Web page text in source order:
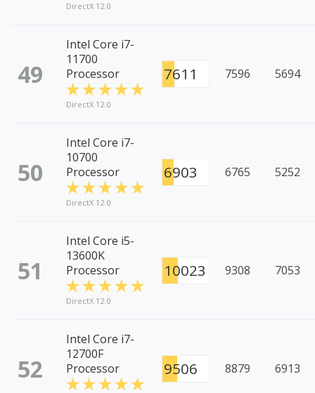
DirectX 12.0
49
Intel Core i7-
11700
Processor
DirectX 12.0
7611 7596 5694
50
Intel Core i7-
10700
Processor
DirectX 12.0
6903 6765 5252
51
Intel Core i5-
13600K
Processor
DirectX 12.0
10023 9308 7053
52
Intel Core i7-
12700F
Processor
9506 8879 6913